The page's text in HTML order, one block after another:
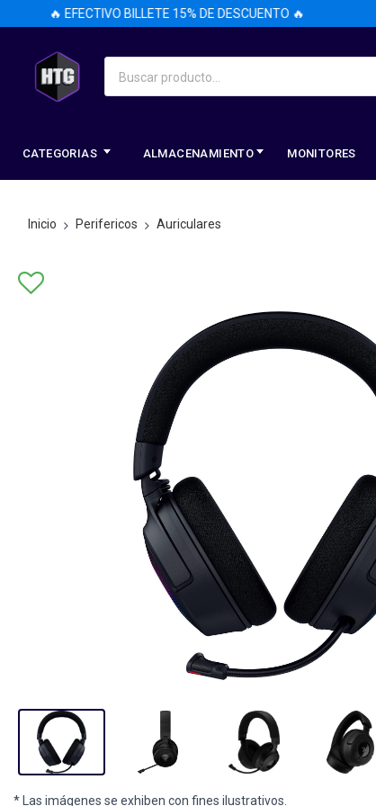
🔥 EFECTIVO BILLETE 15% DE DESCUENTO 🔥
CATEGORIAS ALMACENAMIENTO MONITORES
Inicio Perifericos Auriculares
* Las imágenes se exhiben con fines ilustrativos.